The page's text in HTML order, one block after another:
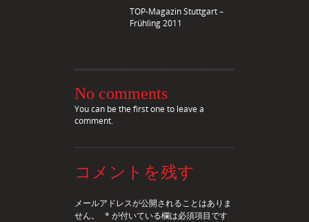
TOP-Magazin Stuttgart –
Frühling 2011
No comments
You can be the first one to leave a
comment.
コメントを残す
メールアドレスが公開されることはありま
せん。
* が付いている欄は必須項目です